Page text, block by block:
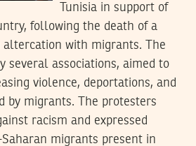
Tunisia in support of
following the death of a
altercation with migrants. The
several associations, aimed to
violence, deportations, and
by migrants. The protesters
racism and expressed
migrants present in